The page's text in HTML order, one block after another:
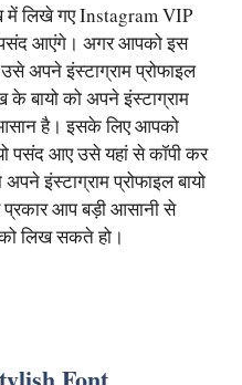
में लिखे गए Instagram VIP
आएंगे। अगर आपको इस
अपने इंस्टाग्राम प्रोफाइल
के बायो को अपने इंस्टाग्राम
आसान है। इसके लिए आपको
पसंद आए उसे यहां से कॉपी कर
इंस्टाग्राम प्रोफाइल बायो
आप बड़ी आसानी से
को लिख सकते हो।